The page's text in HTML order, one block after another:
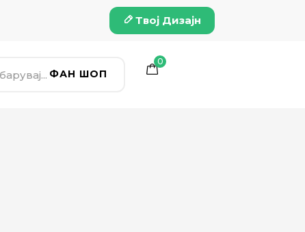
Твој Дизајн
ФАН ШОП
0